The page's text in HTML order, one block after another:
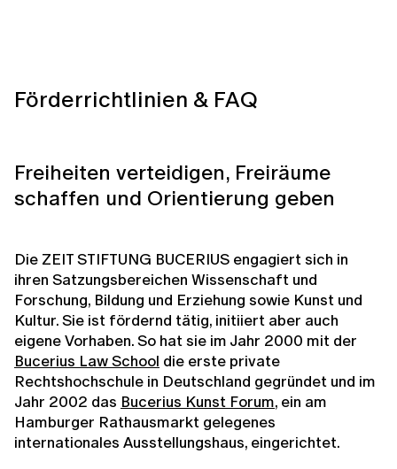
Förderrichtlinien & FAQ
Freiheiten verteidigen, Freiräume
schaffen und Orientierung geben
Die ZEIT STIFTUNG BUCERIUS engagiert sich in
ihren Satzungsbereichen Wissenschaft und
Forschung, Bildung und Erziehung sowie Kunst und
Kultur. Sie ist fördernd tätig, initiiert aber auch
eigene Vorhaben. So hat sie im Jahr 2000 mit der
Bucerius Law School die erste private
Rechtshochschule in Deutschland gegründet und im
Jahr 2002 das Bucerius Kunst Forum, ein am
Hamburger Rathausmarkt gelegenes
internationales Ausstellungshaus, eingerichtet.